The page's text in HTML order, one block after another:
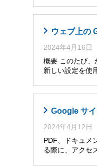
ウェブ上の
2024年4月16日
概要 このたび、
新しい設定を使
Google サ
2024年4月12日
PDF、ドキュメ
る際に、アクセ